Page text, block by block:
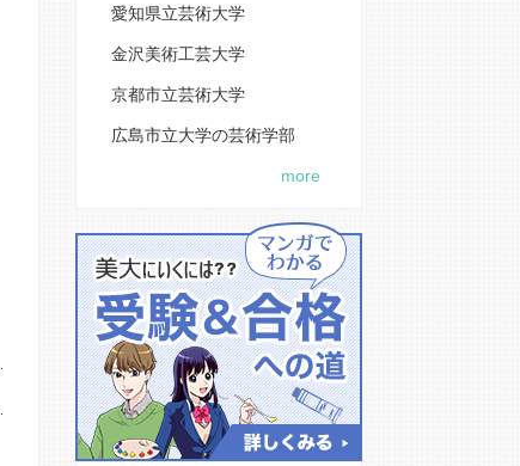
愛知県立芸術大学
金沢美術工芸大学
京都市立芸術大学
広島市立大学の芸術学部
more